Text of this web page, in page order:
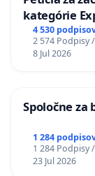
kategórie
stanici
4 530
2 574 Podpisy
8 Jul 2026
Spoločne za
1 284
1 284 Podpisy
23 Jul 2026